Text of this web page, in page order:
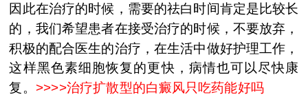
因此在治疗的时候，需要的祛白时间肯定是比较长
的，我们希望患者在接受治疗的时候，不要放弃，
积极的配合医生的治疗，在生活中做好护理工作，
这样黑色素细胞恢复的更快，病情也可以尽快康
复。 >>>>治疗扩散型的白癜风只吃药能好吗